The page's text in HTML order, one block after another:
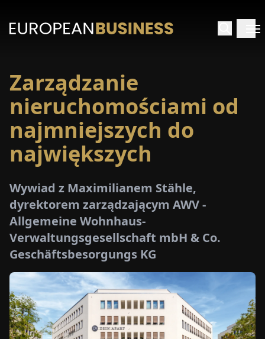
PAPER
TARGI
Zarządzanie
nieruchomościami od
najmniejszych do
największych
Wywiad z Maximilianem Stähle,
dyrektorem zarządzającym AWV -
Allgemeine Wohnhaus-
Verwaltungsgesellschaft mbH & Co.
Geschäftsbesorgungs KG